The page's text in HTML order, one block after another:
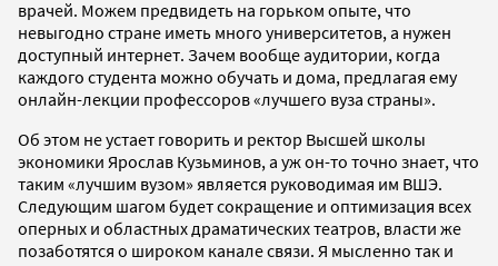
врачей. Можем предвидеть на горьком опыте, что
невыгодно стране иметь много университетов, а нужен
доступный интернет. Зачем вообще аудитории, когда
каждого студента можно обучать и дома, предлагая ему
онлайн-лекции профессоров «лучшего вуза страны».
Об этом не устает говорить и ректор Высшей школы
экономики Ярослав Кузьминов, а уж он-то точно знает, что
таким «лучшим вузом» является руководимая им ВШЭ.
Следующим шагом будет сокращение и оптимизация всех
оперных и областных драматических театров, власти же
позаботятся о широком канале связи. Я мысленно так и